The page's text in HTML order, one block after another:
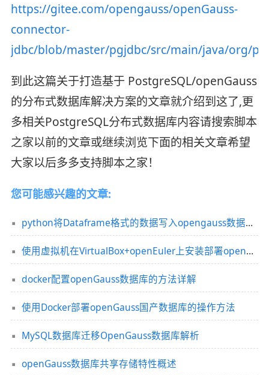
https://gitee.com/opengauss/openGauss-
connector-
jdbc/blob/master/pgjdbc/src/main/java/org/
到此这篇关于打造基于 PostgreSQL/openGauss
的分布式数据库解决方案的文章就介绍到这了,更
多相关PostgreSQL分布式数据库内容请搜索脚本
之家以前的文章或继续浏览下面的相关文章希望
大家以后多多支持脚本之家！
您可能感兴趣的文章:
python将Dataframe格式的数据写入opengauss数据库并查询
使用虚拟机在VirtualBox+openEuler上安装部署openGauss数据库
docker配置openGauss数据库的方法详解
使用Docker部署openGauss国产数据库的操作方法
MySQL数据库迁移OpenGauss数据库解析
openGauss数据库共享存储特性概述